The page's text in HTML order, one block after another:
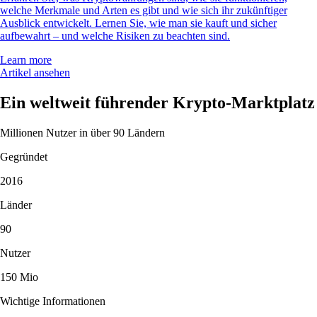
welche Merkmale und Arten es gibt und wie sich ihr zukünftiger
Ausblick entwickelt. Lernen Sie, wie man sie kauft und sicher
aufbewahrt – und welche Risiken zu beachten sind.
Learn more
Artikel ansehen
Ein weltweit führender Krypto-Marktplatz
Millionen Nutzer in über 90 Ländern
Gegründet
2016
Länder
90
Nutzer
150 Mio
Wichtige Informationen